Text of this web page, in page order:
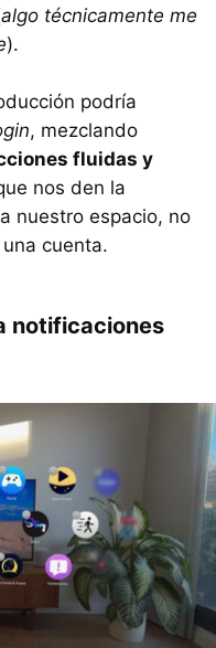
algo técnicamente me
).
podría
, mezclando
fluidas y
nos den la
nuestro espacio, no
cuenta.
notificaciones